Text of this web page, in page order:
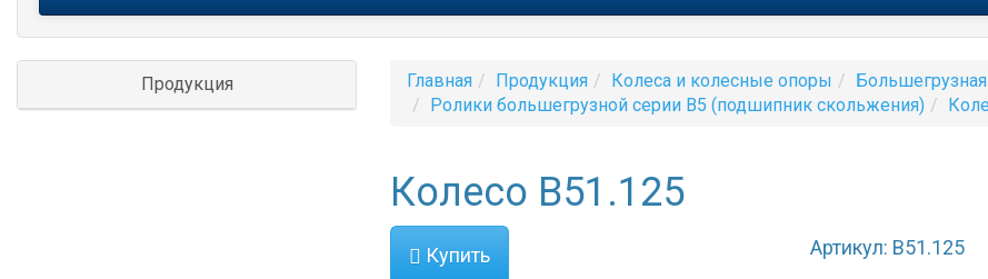
Продукция Главная Продукция Колеса и колесные опоры
Ролики большегрузной серии B5 (подшипник скольжения)
Колесо B51.125
Купить Артикул: B51.125